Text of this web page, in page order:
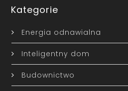
Kategorie
Energia odnawialna
Inteligentny dom
Budownictwo